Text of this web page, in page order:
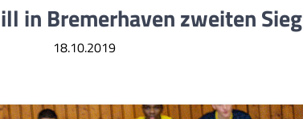
in Bremerhaven zweiten Sieg
18.10.2019